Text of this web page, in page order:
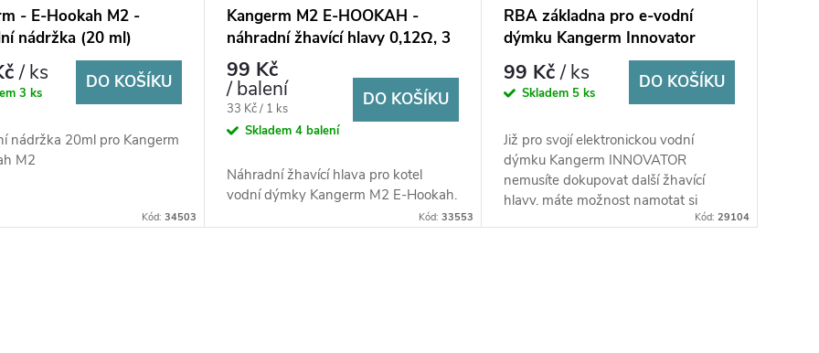
- E-Hookah M2 -
nádržka (20 ml)
/ ks
3 ks
DO KOŠÍKU
nádržka 20ml pro Kangerm
M2
Kód:34503
Kangerm M2 E-HOOKAH -
náhradní žhavící hlavy 0,12Ω, 3
ks
99 Kč
/ balení
Měrná
cena:
33 Kč / 1 ks
Skladem4 balení
DO KOŠÍKU
Náhradní žhavící hlava pro kotel
vodní dýmky Kangerm M2 E-Hookah.
Kód: 33553
RBA základna pro e-vodní
dýmku Kangerm Innovator
99 Kč / ks
Skladem 5 ks
DO KOŠÍKU
Již pro svojí elektronickou vodní
dýmku Kangerm INNOVATOR
nemusíte dokupovat další žhavící
hlavy, máte možnost namotat si
vlastní spirálky do pohodlné Dual-
Kód: 29104